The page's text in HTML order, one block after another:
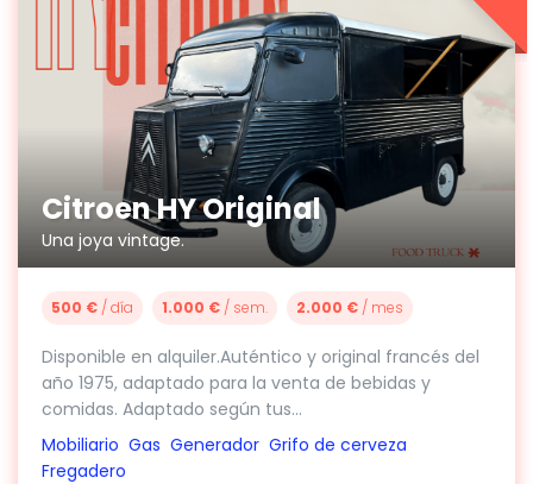
Citroen HY Original
Una joya vintage.
500 € / día 1.000 € / sem. 2.000 € / mes
Disponible en alquiler.Auténtico y original francés del
año 1975, adaptado para la venta de bebidas y
comidas. Adaptado según tus...
Mobiliario Gas Generador Grifo de cerveza
Fregadero